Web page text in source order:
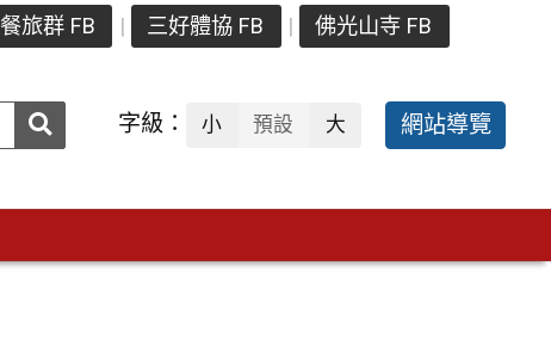
餐旅群 FB 三好體協 FB 佛光山寺 FB
送出 字級： 小 預設 大 網站導覽